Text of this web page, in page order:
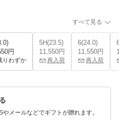
すべて見る
円
りわずか
5H(23.5)
11,550円
再入荷
6(24.0)
11,550円
再入荷
メールなどでギフトが贈れます。